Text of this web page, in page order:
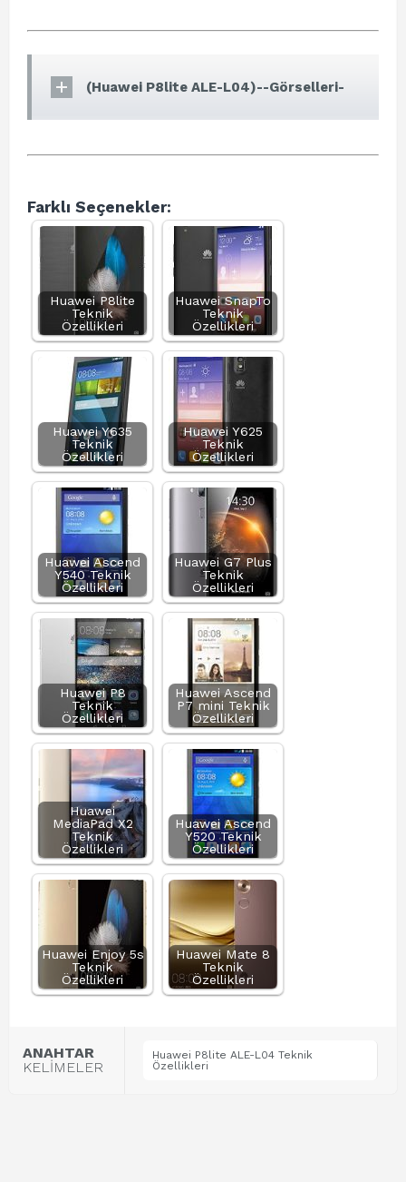
(Huawei P8lite ALE-L04)--Görselleri-
Farklı Seçenekler:
Huawei P8lite
Teknik
Özellikleri
Huawei SnapTo
Teknik
Özellikleri
Huawei Y635
Teknik
Özellikleri
Huawei Y625
Teknik
Özellikleri
Huawei Ascend
Y540 Teknik
Özellikleri
Huawei G7 Plus
Teknik
Özellikleri
Huawei P8
Teknik
Özellikleri
Huawei Ascend
P7 mini Teknik
Özellikleri
Huawei
MediaPad X2
Teknik
Özellikleri
Huawei Ascend
Y520 Teknik
Özellikleri
Huawei Enjoy 5s
Teknik
Özellikleri
Huawei Mate 8
Teknik
Özellikleri
ANAHTAR
KELİMELER
Huawei P8lite ALE-L04 Teknik
Özellikleri